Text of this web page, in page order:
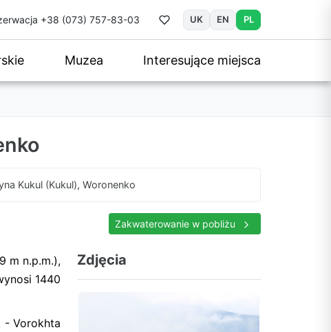
+38 (073) 757-83-03 UK EN PL
Muzea Interesujące miejsca
Kukul (Kukul), Woronenko
Zakwaterowanie w pobliżu
m n.p.m.),
1440
- Vorokhta
Zdjęcia